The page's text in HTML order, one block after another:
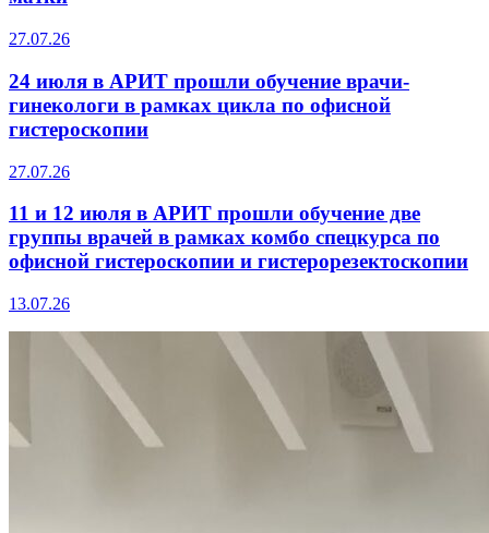
27.07.26
24 июля в АРИТ прошли обучение врачи-
гинекологи в рамках цикла по офисной
гистероскопии
27.07.26
11 и 12 июля в АРИТ прошли обучение две
группы врачей в рамках комбо спецкурса по
офисной гистероскопии и гистерорезектоскопии
13.07.26